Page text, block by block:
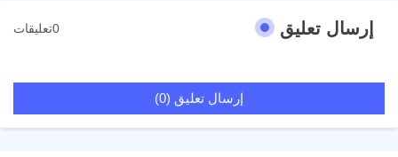
إرسال تعليق 0تعليقات
إرسال تعليق (0)